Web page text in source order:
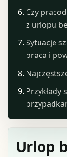
Urlop
Czy
z urlopu
Sytuacje
praca i
Przykłady